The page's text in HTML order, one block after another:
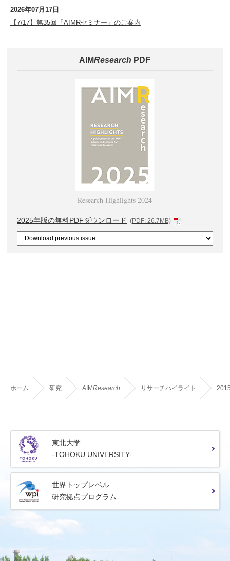
2026年07月17日
【7/17】第35回「AIMRセミナー」のご案内
AIMResearch PDF
Research Highlights 2024
2025年版の無料PDFダウンロード (PDF: 26.7MB)
ホーム 研究 AIMResearch リサーチハイライト
東北大学
-TOHOKU UNIVERSITY-
世界トップレベル
研究拠点プログラム